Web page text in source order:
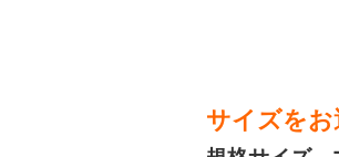
サイズを